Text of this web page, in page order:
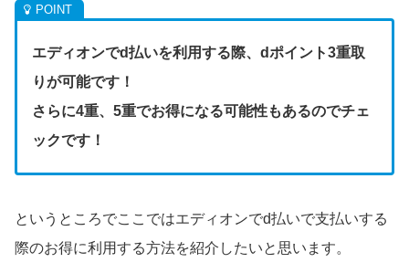
エディオンでd払いを利用する際、dポイント3重取
りが可能です！
さらに4重、5重でお得になる可能性もあるのでチェ
ックです！
というところでここではエディオンでd払いで支払いする
際のお得に利用する方法を紹介したいと思います。